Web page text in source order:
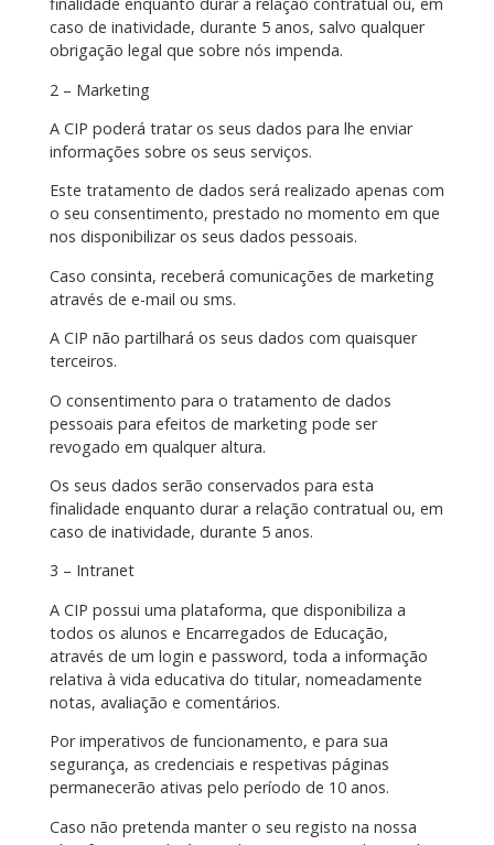
caso de inatividade, durante 5 anos, salvo qualquer
obrigação legal que sobre nós impenda.
2 – Marketing
A CIP poderá tratar os seus dados para lhe enviar
informações sobre os seus serviços.
Este tratamento de dados será realizado apenas com
o seu consentimento, prestado no momento em que
nos disponibilizar os seus dados pessoais.
Caso consinta, receberá comunicações de marketing
através de e-mail ou sms.
A CIP não partilhará os seus dados com quaisquer
terceiros.
O consentimento para o tratamento de dados
pessoais para efeitos de marketing pode ser
revogado em qualquer altura.
Os seus dados serão conservados para esta
finalidade enquanto durar a relação contratual ou, em
caso de inatividade, durante 5 anos.
3 – Intranet
A CIP possui uma plataforma, que disponibiliza a
todos os alunos e Encarregados de Educação,
através de um login e password, toda a informação
relativa à vida educativa do titular, nomeadamente
notas, avaliação e comentários.
Por imperativos de funcionamento, e para sua
segurança, as credenciais e respetivas páginas
permanecerão ativas pelo período de 10 anos.
Caso não pretenda manter o seu registo na nossa